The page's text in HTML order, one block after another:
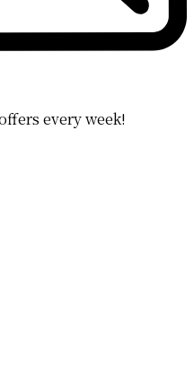
every week!